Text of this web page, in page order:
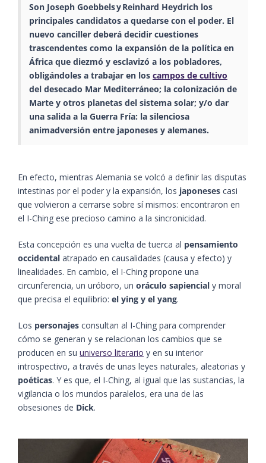
Son Joseph Goebbels y Reinhard Heydrich los
principales candidatos a quedarse con el poder. El
nuevo canciller deberá decidir cuestiones
trascendentes como la expansión de la política en
África que diezmó y esclavizó a los pobladores,
obligándoles a trabajar en los campos de cultivo
del desecado Mar Mediterráneo; la colonización de
Marte y otros planetas del sistema solar; y/o dar
una salida a la Guerra Fría: la silenciosa
animadversión entre japoneses y alemanes.
En efecto, mientras Alemania se volcó a definir las disputas
intestinas por el poder y la expansión, los japoneses casi
que volvieron a cerrarse sobre sí mismos: encontraron en
el I-Ching ese precioso camino a la sincronicidad.
Esta concepción es una vuelta de tuerca al pensamiento
occidental atrapado en causalidades (causa y efecto) y
linealidades. En cambio, el I-Ching propone una
circunferencia, un uróboro, un oráculo sapiencial y moral
que precisa el equilibrio: el ying y el yang.
Los personajes consultan al I-Ching para comprender
cómo se generan y se relacionan los cambios que se
producen en su universo literario y en su interior
introspectivo, a través de unas leyes naturales, aleatorias y
poéticas. Y es que, el I-Ching, al igual que las sustancias, la
vigilancia o los mundos paralelos, era una de las
obsesiones de Dick.